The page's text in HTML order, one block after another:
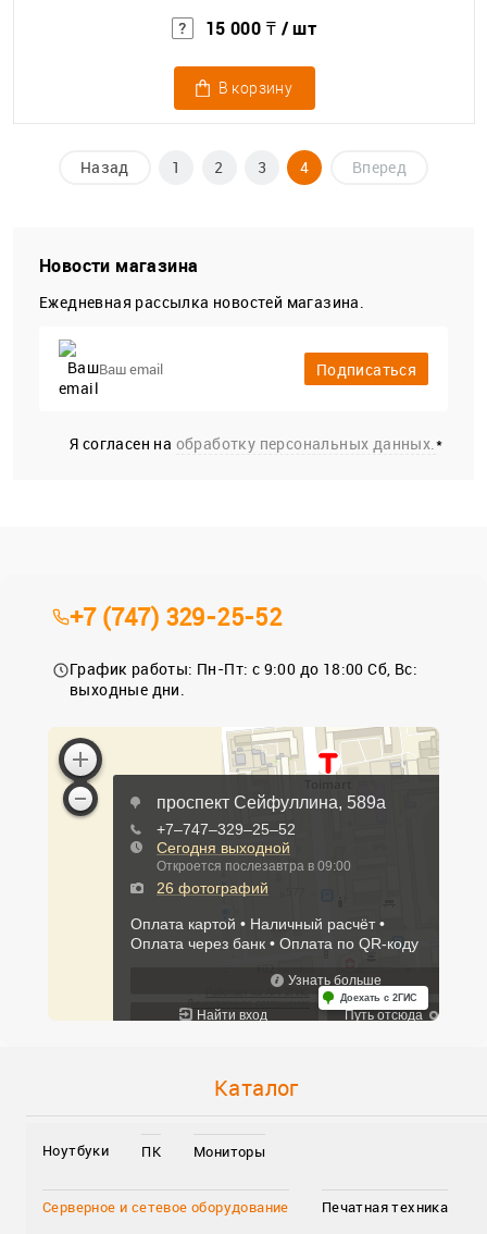
15 000 ₸ / шт
В корзину
Назад 1 2 3 4 Вперед
Новости магазина
Ежедневная рассылка новостей магазина.
Подписаться
Я согласен на обработку персональных данных. *
Каталог
Ноутбуки ПК Мониторы
Серверное и сетевое оборудование Печатная техника
+7 (747) 329-25-52
График работы: Пн-Пт: с 9:00 до 18:00 Сб, Вс:
выходные дни.